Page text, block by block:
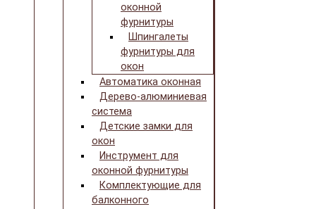
оконной
фурнитуры
Шпингалеты
фурнитуры для
окон
Автоматика оконная
Дерево-алюминиевая
система
Детские замки для
окон
Инструмент для
оконной фурнитуры
Комплектующие для
балконного